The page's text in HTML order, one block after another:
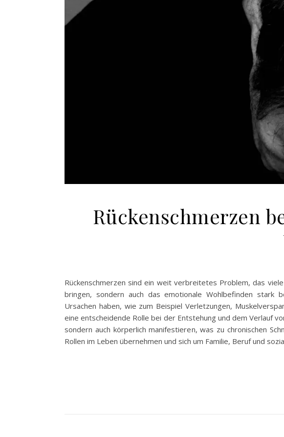
Rückenschmerzen
Rückenschmerzen sind ein weit verbreitetes Problem, das
bringen, sondern auch das emotionale Wohlbefinden stark
Ursachen haben, wie zum Beispiel Verletzungen,
eine entscheidende Rolle bei der Entstehung und dem Verlauf
sondern auch körperlich manifestieren, was zu chronischen
Rollen im Leben übernehmen und sich um Familie, Beruf und